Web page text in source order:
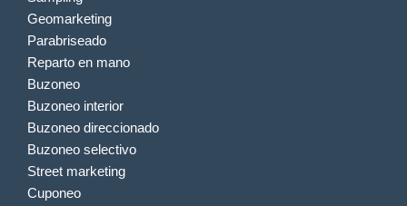
Geomarketing
Parabriseado
Reparto en mano
Buzoneo
Buzoneo interior
Buzoneo direccionado
Buzoneo selectivo
Street marketing
Cuponeo